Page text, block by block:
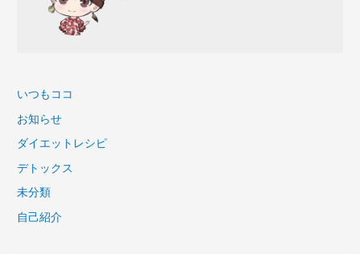
いつもココ
お知らせ
ダイエットレシピ
デトックス
未分類
自己紹介